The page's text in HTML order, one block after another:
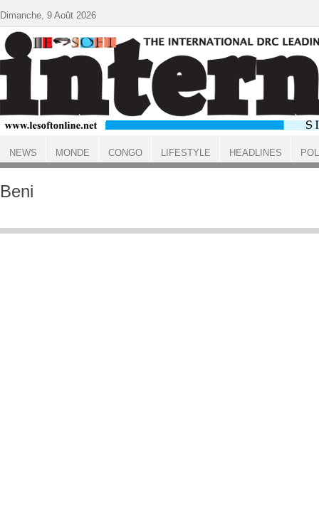
ACCUEIL
Beni
Dimanche, 9 Août 2026
NEWS MONDE CONGO LIFESTYLE HEADLINES